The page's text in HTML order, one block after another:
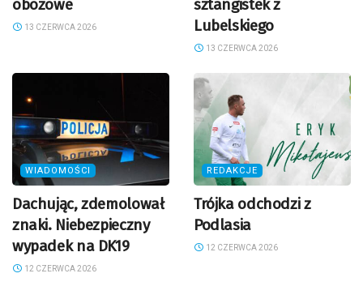
obozowe
13 CZERWCA 2026
sztangistek z
Lubelskiego
13 CZERWCA 2026
WIADOMOŚCI
Dachując, zdemolował
znaki. Niebezpieczny
wypadek na DK19
12 CZERWCA 2026
REDAKCJE
Trójka odchodzi z
Podlasia
12 CZERWCA 2026